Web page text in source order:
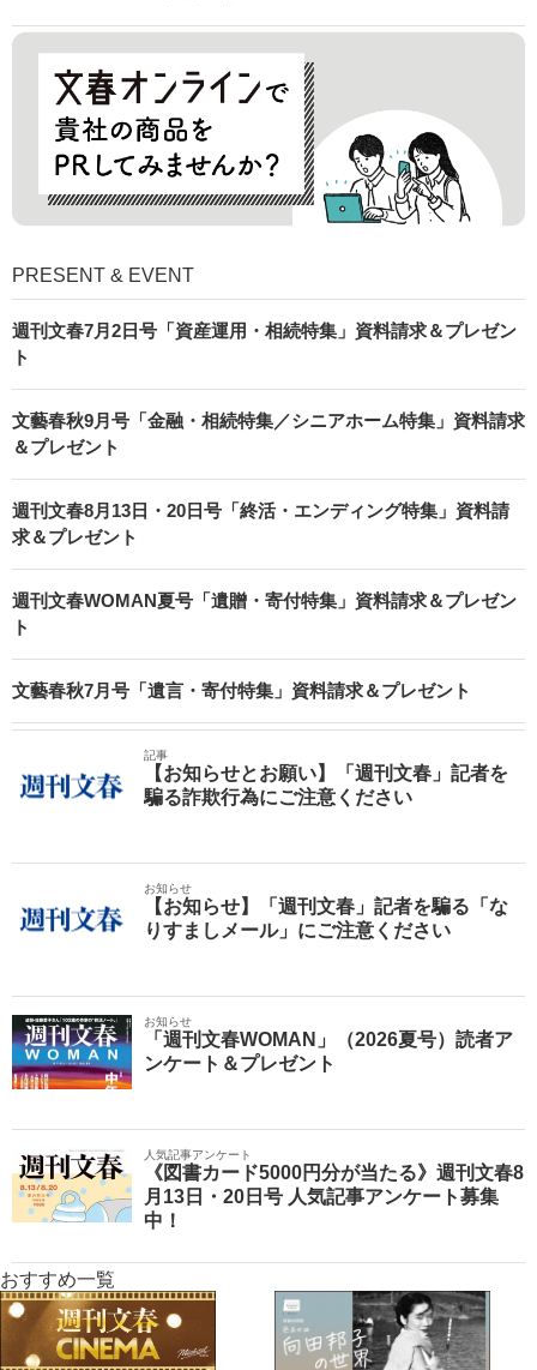
PRESENT & EVENT
週刊文春7月2日号「資産運用・相続特集」資料請求＆プレゼン
ト
文藝春秋9月号「金融・相続特集／シニアホーム特集」資料請求
＆プレゼント
週刊文春8月13日・20日号「終活・エンディング特集」資料請
求＆プレゼント
週刊文春WOMAN夏号「遺贈・寄付特集」資料請求＆プレゼン
ト
文藝春秋7月号「遺言・寄付特集」資料請求＆プレゼント
記事
【お知らせとお願い】「週刊文春」記者を
騙る詐欺行為にご注意ください
お知らせ
【お知らせ】「週刊文春」記者を騙る「な
りすましメール」にご注意ください
お知らせ
「週刊文春WOMAN」（2026夏号）読者ア
ンケート＆プレゼント
人気記事アンケート
《図書カード5000円分が当たる》週刊文春8
月13日・20日号 人気記事アンケート募集
中！
おすすめ一覧